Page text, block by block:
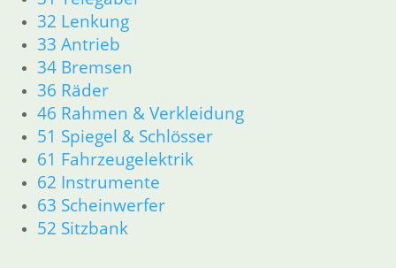
32 Lenkung
33 Antrieb
34 Bremsen
36 Räder
46 Rahmen & Verkleidung
51 Spiegel & Schlösser
61 Fahrzeugelektrik
62 Instrumente
63 Scheinwerfer
52 Sitzbank
R45 & R65LS
11 Motor
Dichtungen
Zylinderkopf
Kolben/Kolbenringe
12 Motorelektrik
13 Vergaser
16 Tank
18 Auspuff
21 Kupplung
23 Getriebe